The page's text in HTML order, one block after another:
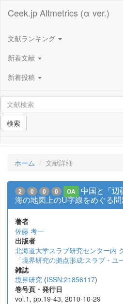
Ceek.jp Altmetrics (α ver.)
文献ランキング
新着文献
新着投稿
検索
ホーム 文献詳細
2 0 0 0 OA
中国と「辺
海の地図上のU字線をめぐる
著者
佐藤 考一
出版者
北海道大学スラブ研究センター内
「境界研究の拠点形成:スラブ・ユ
雑誌
境界研究 (ISSN:21856117)
巻号頁・発行日
vol.1, pp.19-43, 2010-10-29